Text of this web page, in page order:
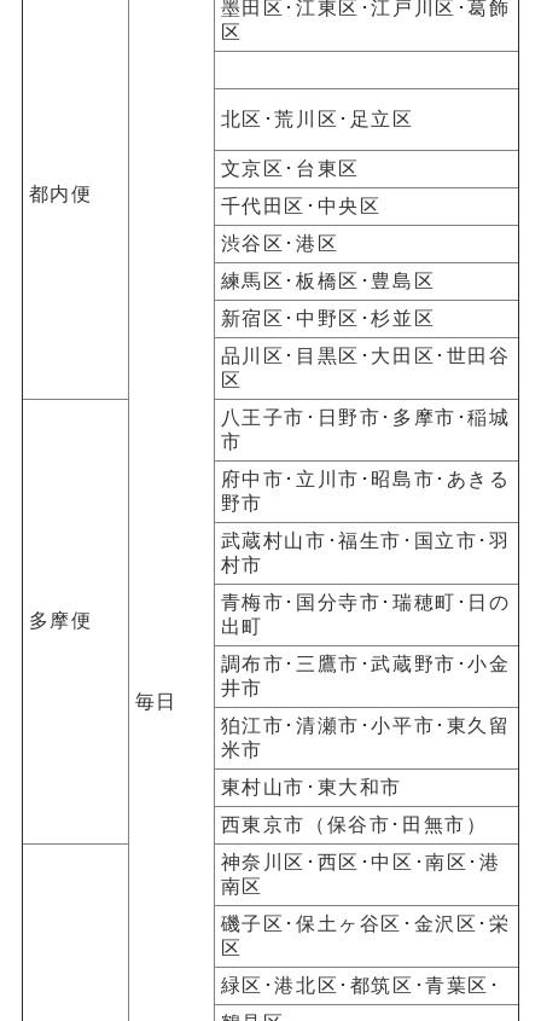
都内便
毎日
墨田区･江東区･江戸川区･葛飾
区
北区･荒川区･足立区
文京区･台東区
千代田区･中央区
渋谷区･港区
練馬区･板橋区･豊島区
新宿区･中野区･杉並区
品川区･目黒区･大田区･世田谷
区
多摩便
八王子市･日野市･多摩市･稲城
市
府中市･立川市･昭島市･あきる
野市
武蔵村山市･福生市･国立市･羽
村市
青梅市･国分寺市･瑞穂町･日の
出町
調布市･三鷹市･武蔵野市･小金
井市
狛江市･清瀬市･小平市･東久留
米市
東村山市･東大和市
西東京市（保谷市･田無市）
神奈川区･西区･中区･南区･港
南区
磯子区･保土ヶ谷区･金沢区･栄
区
緑区･港北区･都筑区･青葉区･